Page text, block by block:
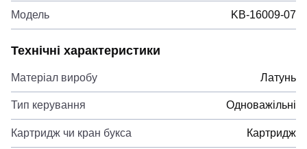
Модель KB-16009-07
Технічні характеристики
Матеріал виробу Латунь
Тип керування Одноважільні
Картридж чи кран букса Картридж